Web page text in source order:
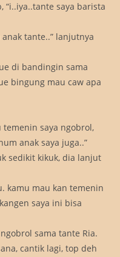
“i..iya..tante saya barista
tante..” lanjutnya
di bandingin sama
bingung mau caw apa
temenin saya ngobrol,
anak saya juga..”
sedikit kikuk, dia lanjut
kamu mau kan temenin
saya ini bisa
sama tante Ria.
cantik lagi, top deh